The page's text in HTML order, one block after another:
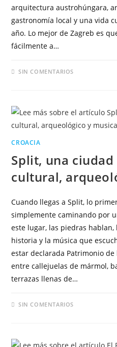
arquitectura austrohúngara,
gastronomía local y una vida
año. Lo mejor de Zagreb es
fácilmente a…
SIN COMENTARIOS
CROACIA
Split, una
cultural,
Cuando llegas a Split, lo
simplemente caminando por
este lugar, las piedras
historia y la música que
estar declarada Patrimonio
entre callejuelas de mármol,
terrazas llenas de…
SIN COMENTARIOS